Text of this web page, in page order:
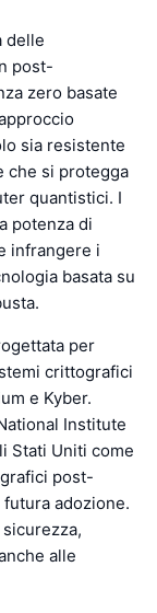
delle
post-
zero basate
sia resistente
che si protegga
quantistici. I
potenza di
infrangere i
basata su
per
crittografici
e Kyber.
Institute
Stati Uniti come
post-
adozione.
alle